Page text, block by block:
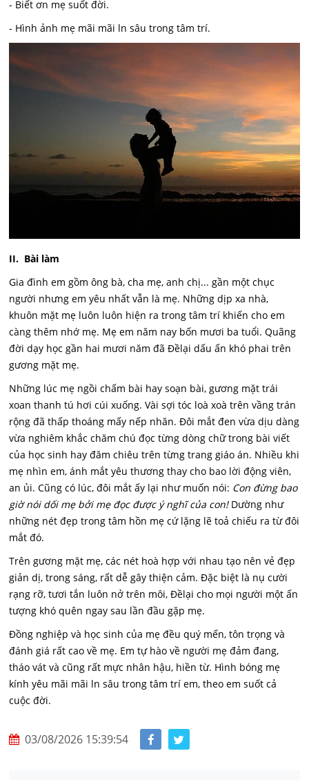
- Biết ơn mẹ suốt đời.
- Hình ảnh mẹ mãi mãi ln sâu trong tâm trí.
II. Bài làm
Gia đình em gồm ông bà, cha mẹ, anh chị... gần một chục
người nhưng em yêu nhất vẫn là mẹ. Những dịp xa nhà,
khuôn mặt mẹ luôn luôn hiện ra trong tâm trí khiến cho em
càng thêm nhớ mẹ. Mẹ em năm nay bốn mươi ba tuổi. Quãng
đời dạy học gần hai mươi năm đã Đềlại dấu ấn khó phai trên
gương mặt mẹ.
Những lúc mẹ ngồi chấm bài hay soạn bài, gương mặt trái
xoan thanh tú hơi cúi xuống. Vài sợi tóc loà xoà trên vầng trán
rộng đã thấp thoáng mấy nếp nhăn. Đôi mắt đen vừa dịu dàng
vừa nghiêm khắc chăm chú đọc từng dòng chữ trong bài viết
của học sinh hay đăm chiêu trên từng trang giáo án. Nhiều khi
mẹ nhìn em, ánh mắt yêu thương thay cho bao lời động viên,
an ủi. Cũng có lúc, đôi mắt ấy lại như muốn nói: Con đừng bao
giờ nói dối mẹ bởi mẹ đọc được ý nghĩ của con!Dường như
những nét đẹp trong tâm hồn mẹ cứ lặng lẽ toả chiếu ra từ đôi
mắt đó.
Trên gương mặt mẹ, các nét hoà hợp với nhau tạo nên vẻ đẹp
giản dị, trong sáng, rất dễ gây thiện cảm. Đặc biệt là nụ cười
rạng rỡ, tươi tắn luôn nở trên môi, Đềlại cho mọi người một ấn
tượng khó quên ngay sau lần đầu gặp mẹ.
Đồng nghiệp và học sinh của mẹ đều quý mến, tôn trọng và
đánh giá rất cao về mẹ. Em tự hào về người mẹ đảm đang,
tháo vát và cũng rất mực nhân hậu, hiền từ. Hình bóng mẹ
kính yêu mãi mãi ln sâu trong tâm trí em, theo em suốt cả
cuộc đời.
03/08/2026 15:39:54